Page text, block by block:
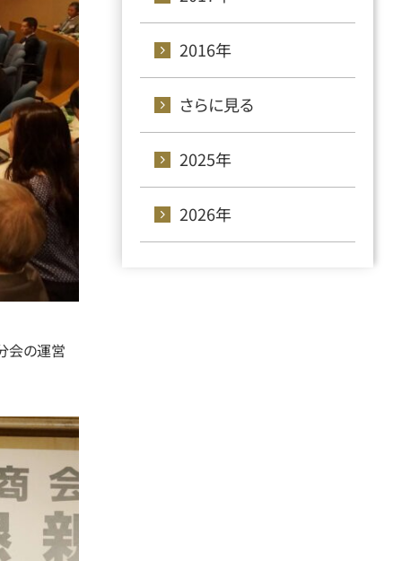
会の運営
2016年
さらに見る
2025年
2026年